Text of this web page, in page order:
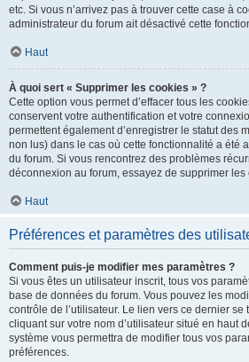
etc. Si vous n’arrivez pas à trouver cette case à
administrateur du forum ait désactivé cette
Haut
À quoi sert « Supprimer les cookies » ?
Cette option vous permet d’effacer tous les
conservent votre authentification et votre
permettent également d’enregistrer le statut des
non lus) dans le cas où cette fonctionnalité a été
du forum. Si vous rencontrez des problèmes
déconnexion au forum, essayez de supprimer les
Haut
Préférences et paramètres des
Comment puis-je modifier mes paramètres ?
Si vous êtes un utilisateur inscrit, tous vos
base de données du forum. Vous pouvez les
contrôle de l’utilisateur. Le lien vers ce dernier
cliquant sur votre nom d’utilisateur situé en haut
système vous permettra de modifier tous vos
préférences.